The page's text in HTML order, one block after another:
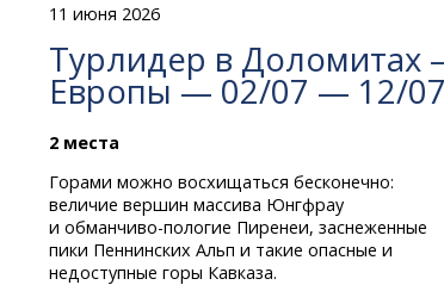
11 июня 2026
Турлидер в Доломитах
Европы — 02/07 — 12/07
2 места
Горами можно восхищаться бесконечно:
величие вершин массива Юнгфрау
и обманчиво-пологие Пиренеи, заснеженные
пики Пеннинских Альп и такие опасные и
недоступные горы Кавказа.